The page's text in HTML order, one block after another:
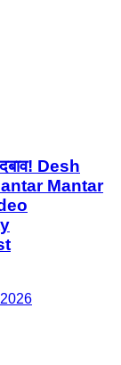
Desh
Mantar